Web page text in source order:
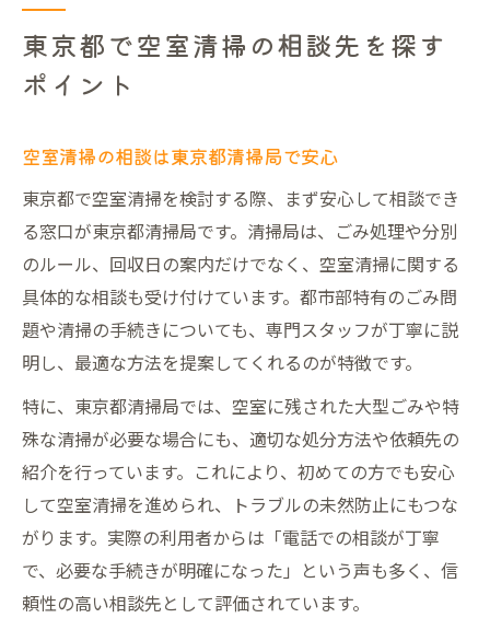
空室清掃依頼に便利な東京都の相談窓口
困った時の空室清掃と苦情相談方法
空室清掃と東京都清掃局の活用ポイント
持ち込み対応も可能な相談先の選び方
ごみ処理場見学を通じて知る空室清掃の流れ
ごみ処理場見学で学ぶ空室清掃の実際
東京都の空室清掃現場で得られる知識
ごみ分別と空室清掃の現場体験ポイント
空室清掃の流れを見学で深く理解する
東京都清掃局の空室清掃対応を体感
東京都のゴミ分別と空室清掃の連携法
空室清掃とゴミ分別の正しい進め方
東京都のルールで空室清掃を効率化
ごみ捨て方を守った空室清掃の重要性
空室清掃で活用する東京都の分別知識
東京都で空室清掃の相談先を探す
ポイント
空室清掃の相談は東京都清掃局で安心
東京都で空室清掃を検討する際、まず安心して相談でき
る窓口が東京都清掃局です。清掃局は、ごみ処理や分別
のルール、回収日の案内だけでなく、空室清掃に関する
具体的な相談も受け付けています。都市部特有のごみ問
題や清掃の手続きについても、専門スタッフが丁寧に説
明し、最適な方法を提案してくれるのが特徴です。
特に、東京都清掃局では、空室に残された大型ごみや特
殊な清掃が必要な場合にも、適切な処分方法や依頼先の
紹介を行っています。これにより、初めての方でも安心
して空室清掃を進められ、トラブルの未然防止にもつな
がります。実際の利用者からは「電話での相談が丁寧
で、必要な手続きが明確になった」という声も多く、信
頼性の高い相談先として評価されています。